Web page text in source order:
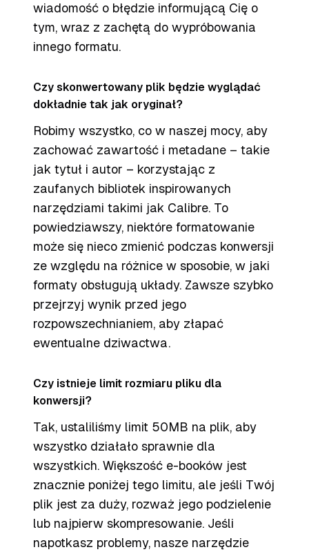
wiadomość o błędzie informującą Cię o
tym, wraz z zachętą do wypróbowania
innego formatu.
Czy skonwertowany plik będzie wyglądać
dokładnie tak jak oryginał?
Robimy wszystko, co w naszej mocy, aby
zachować zawartość i metadane – takie
jak tytuł i autor – korzystając z
zaufanych bibliotek inspirowanych
narzędziami takimi jak Calibre. To
powiedziawszy, niektóre formatowanie
może się nieco zmienić podczas konwersji
ze względu na różnice w sposobie, w jaki
formaty obsługują układy. Zawsze szybko
przejrzyj wynik przed jego
rozpowszechnianiem, aby złapać
ewentualne dziwactwa.
Czy istnieje limit rozmiaru pliku dla
konwersji?
Tak, ustaliliśmy limit 50MB na plik, aby
wszystko działało sprawnie dla
wszystkich. Większość e-booków jest
znacznie poniżej tego limitu, ale jeśli Twój
plik jest za duży, rozważ jego podzielenie
lub najpierw skompresowanie. Jeśli
napotkasz problemy, nasze narzędzie